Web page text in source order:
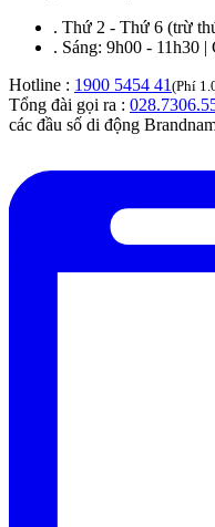
. Thứ 2 - Thứ 6 (trừ
. Sáng: 9h00 - 11h30
Hotline : 1900 5454 41 (Phí
Tổng đài gọi ra :
các đầu số di động